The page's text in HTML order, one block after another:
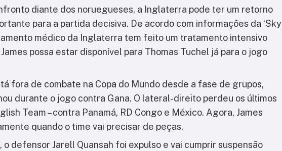
diante dos noruegueses, a Inglaterra pode ter um retorno
para a partida decisiva. De acordo com informações da ‘Sky
médico da Inglaterra tem feito um tratamento intensivo
possa estar disponível para Thomas Tuchel já para o jogo
fora de combate na Copa do Mundo desde a fase de grupos,
durante o jogo contra Gana. O lateral-direito perdeu os últimos
Team – contra Panamá, RD Congo e México. Agora, James
quando o time vai precisar de peças.
o defensor Jarell Quansah foi expulso e vai cumprir suspensão